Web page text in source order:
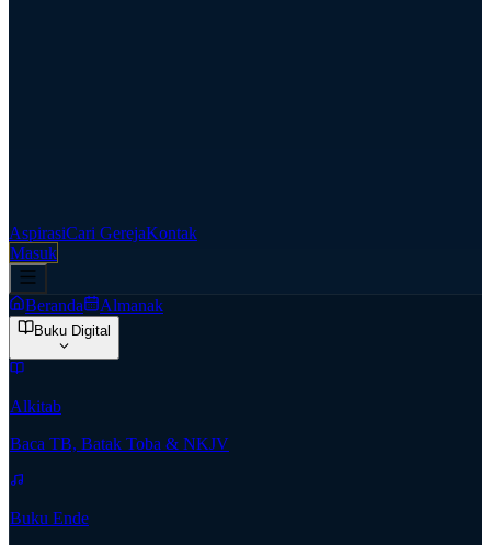
AspirasiCari GerejaKontak
Masuk
Beranda Almanak
Buku Digital
Alkitab
Baca TB, Batak Toba & NKJV
Buku Ende